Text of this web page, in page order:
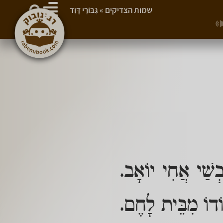
אֲחִי יוֹאָב.
מִבֵּית לָחֶם.
שמות הצדיקים »גִּבּוֹרֵי דָּוִד